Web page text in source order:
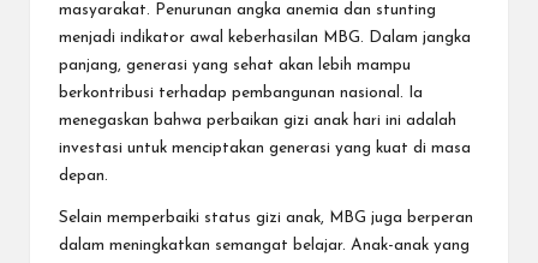
masyarakat. Penurunan angka anemia dan stunting
menjadi indikator awal keberhasilan MBG. Dalam jangka
panjang, generasi yang sehat akan lebih mampu
berkontribusi terhadap pembangunan nasional. Ia
menegaskan bahwa perbaikan gizi anak hari ini adalah
investasi untuk menciptakan generasi yang kuat di masa
depan.
Selain memperbaiki status gizi anak, MBG juga berperan
dalam meningkatkan semangat belajar. Anak-anak yang